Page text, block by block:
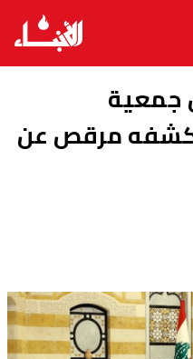
جمعية
كشفه مرقص عن